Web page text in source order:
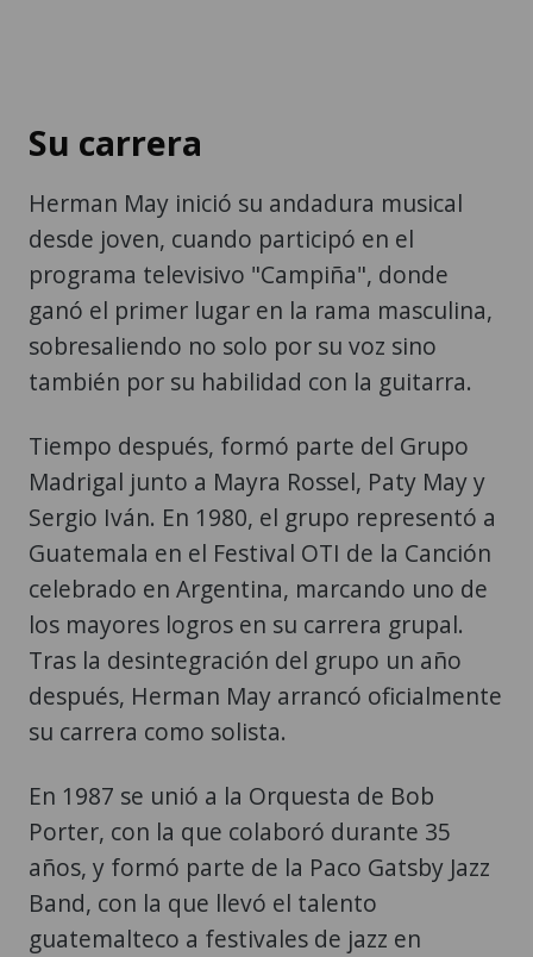
Su carrera
Herman May inició su andadura musical
desde joven, cuando participó en el
programa televisivo "Campiña", donde
ganó el primer lugar en la rama masculina,
sobresaliendo no solo por su voz sino
también por su habilidad con la guitarra.
Tiempo después, formó parte del Grupo
Madrigal junto a Mayra Rossel, Paty May y
Sergio Iván. En 1980, el grupo representó a
Guatemala en el Festival OTI de la Canción
celebrado en Argentina, marcando uno de
los mayores logros en su carrera grupal.
Tras la desintegración del grupo un año
después, Herman May arrancó oficialmente
su carrera como solista.
En 1987 se unió a la Orquesta de Bob
Porter, con la que colaboró durante 35
años, y formó parte de la Paco Gatsby Jazz
Band, con la que llevó el talento
guatemalteco a festivales de jazz en